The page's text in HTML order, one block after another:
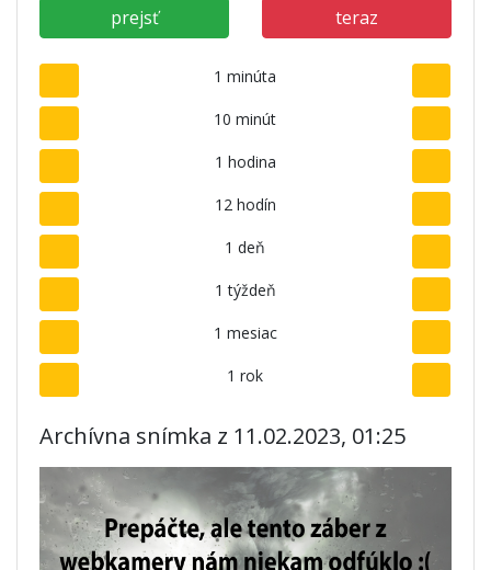
prejsť teraz
1 minúta
10 minút
1 hodina
12 hodín
1 deň
1 týždeň
1 mesiac
1 rok
Archívna snímka z 11.02.2023, 01:25